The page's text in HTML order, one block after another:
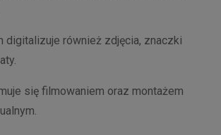
digitalizuje również zdjęcia, znaczki
się filmowaniem oraz montażem